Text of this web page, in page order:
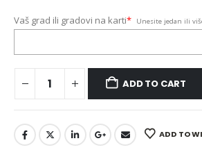
Vaš grad ili gradovi na karti* Unesite jedan ili
ADD TO CART
ADD TO